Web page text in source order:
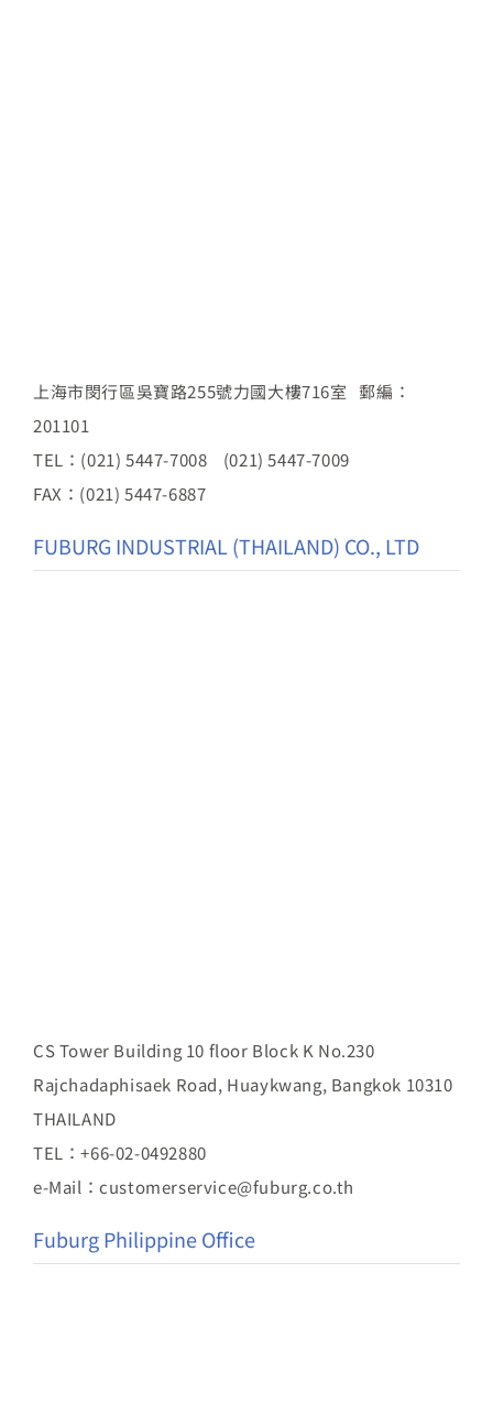
上海市閔行區吳寶路255號力國大樓716室 郵編：
201101
TEL：(021) 5447-7008 (021) 5447-7009
FAX：(021) 5447-6887
FUBURG INDUSTRIAL (THAILAND) CO., LTD
CS Tower Building 10 floor Block K No.230
Rajchadaphisaek Road, Huaykwang, Bangkok 10310
THAILAND
TEL：+66-02-0492880
e-Mail：customerservice@fuburg.co.th
Fuburg Philippine Office